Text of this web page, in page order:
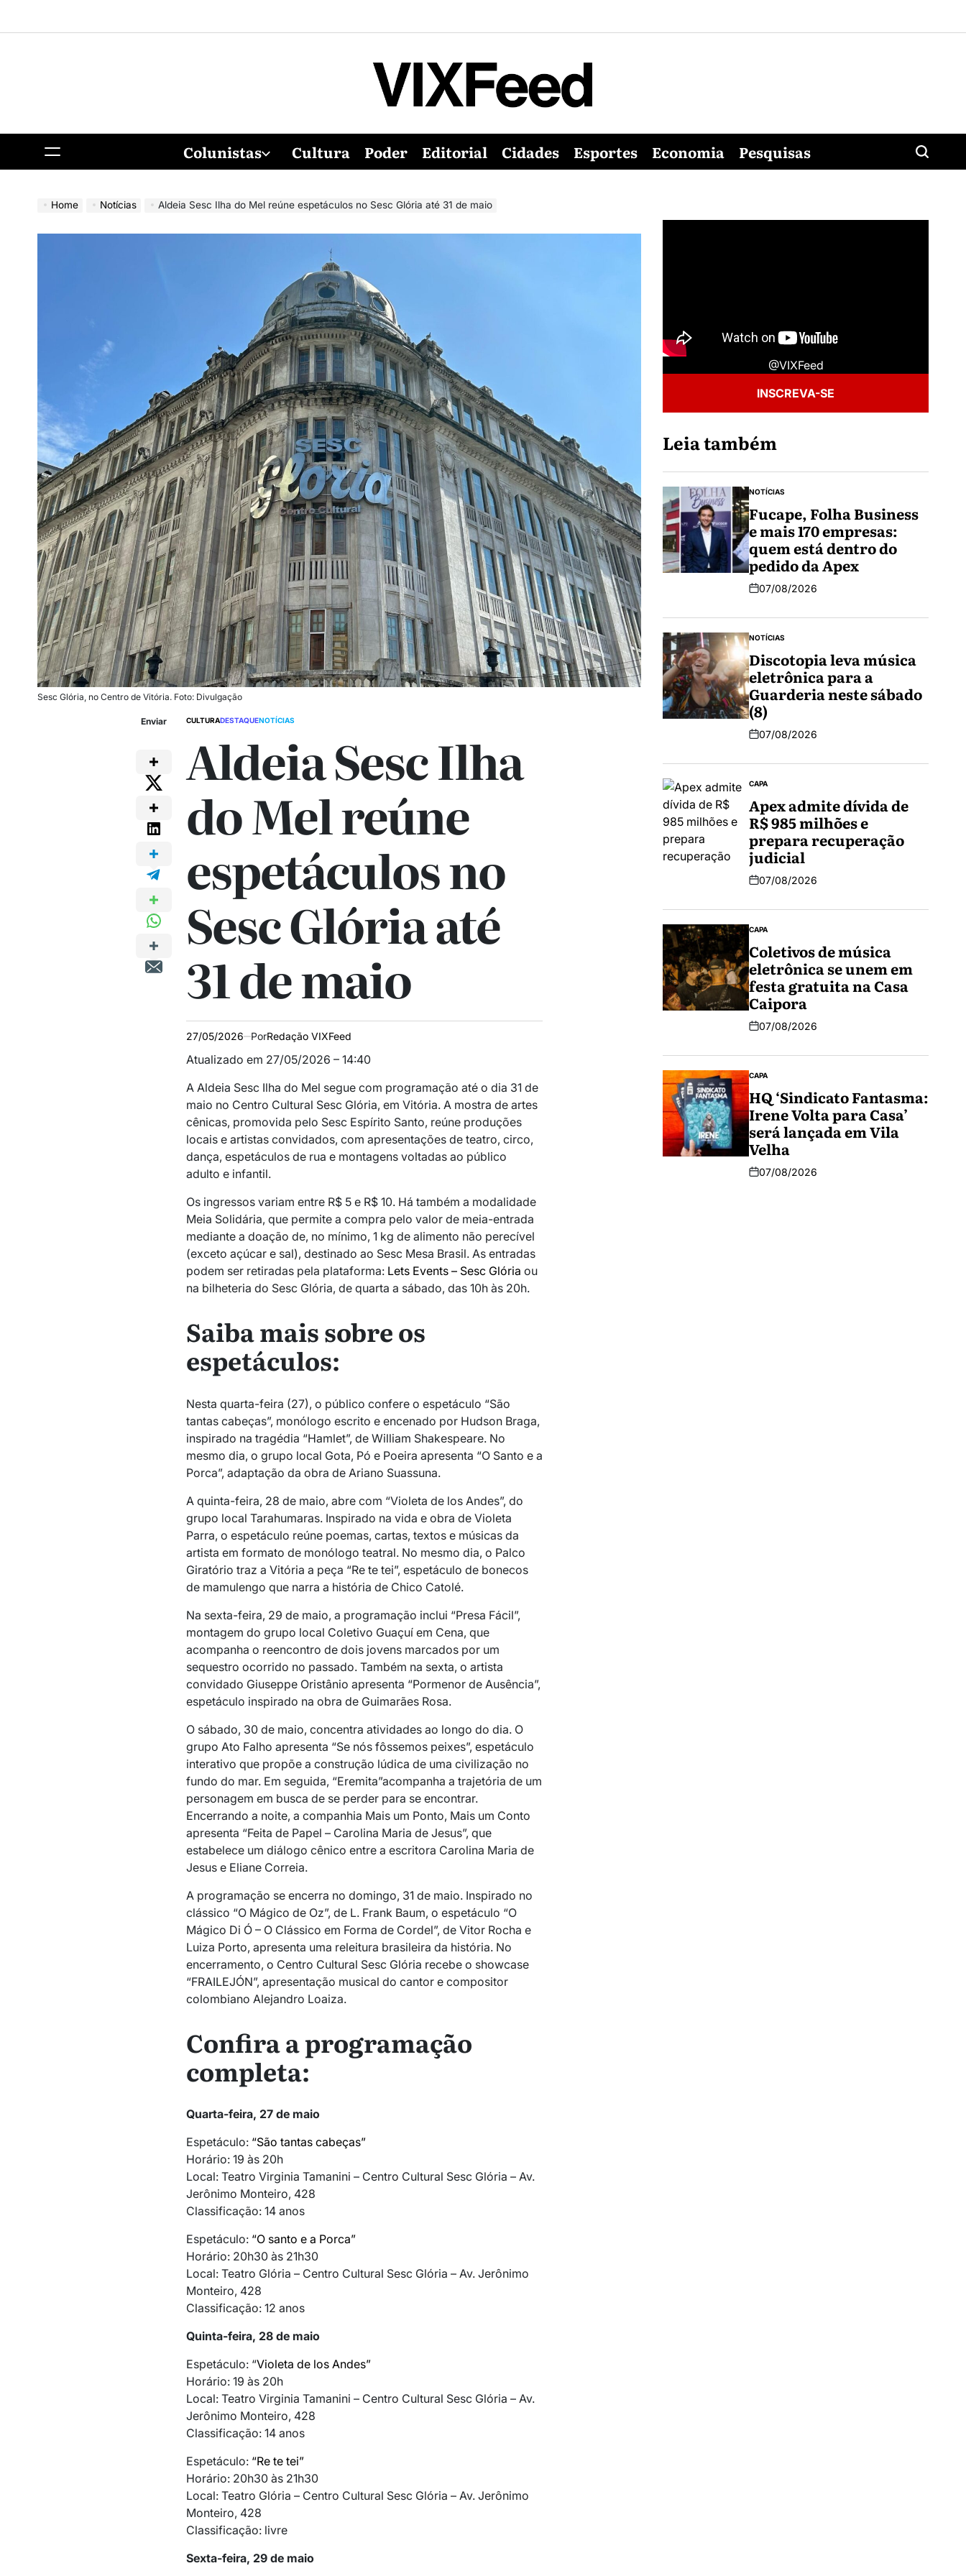
Colunistas Cultura Poder Editorial Cidades Esportes Economia Pesquisas
Home Notícias Aldeia Sesc Ilha do Mel reúne espetáculos no Sesc Glória até 31 de maio
Sesc Glória, no Centro de Vitória. Foto: Divulgação
Enviar CULTURADESTAQUENOTÍCIAS
Aldeia Sesc Ilha
do Mel reúne
espetáculos no
Sesc Glória até
31 de maio
27/05/2026 PorRedação VIXFeed
Atualizado em 27/05/2026 – 14:40
A Aldeia Sesc Ilha do Mel segue com programação até o dia 31 de
maio no Centro Cultural Sesc Glória, em Vitória. A mostra de artes
cênicas, promovida pelo Sesc Espírito Santo, reúne produções
locais e artistas convidados, com apresentações de teatro, circo,
dança, espetáculos de rua e montagens voltadas ao público
adulto e infantil.
Os ingressos variam entre R$ 5 e R$ 10. Há também a modalidade
Meia Solidária, que permite a compra pelo valor de meia-entrada
mediante a doação de, no mínimo, 1 kg de alimento não perecível
(exceto açúcar e sal), destinado ao Sesc Mesa Brasil. As entradas
podem ser retiradas pela plataforma: Lets Events – Sesc Glória ou
na bilheteria do Sesc Glória, de quarta a sábado, das 10h às 20h.
Saiba mais sobre os
espetáculos:
Nesta quarta-feira (27), o público confere o espetáculo “São
tantas cabeças”, monólogo escrito e encenado por Hudson Braga,
inspirado na tragédia “Hamlet”, de William Shakespeare. No
mesmo dia, o grupo local Gota, Pó e Poeira apresenta “O Santo e a
Porca”, adaptação da obra de Ariano Suassuna.
A quinta-feira, 28 de maio, abre com “Violeta de los Andes”, do
grupo local Tarahumaras. Inspirado na vida e obra de Violeta
Parra, o espetáculo reúne poemas, cartas, textos e músicas da
artista em formato de monólogo teatral. No mesmo dia, o Palco
Giratório traz a Vitória a peça “Re te tei”, espetáculo de bonecos
de mamulengo que narra a história de Chico Catolé.
Na sexta-feira, 29 de maio, a programação inclui “Presa Fácil”,
montagem do grupo local Coletivo Guaçuí em Cena, que
acompanha o reencontro de dois jovens marcados por um
sequestro ocorrido no passado. Também na sexta, o artista
convidado Giuseppe Oristânio apresenta “Pormenor de Ausência”,
espetáculo inspirado na obra de Guimarães Rosa.
O sábado, 30 de maio, concentra atividades ao longo do dia. O
grupo Ato Falho apresenta “Se nós fôssemos peixes”, espetáculo
interativo que propõe a construção lúdica de uma civilização no
fundo do mar. Em seguida, “Eremita”acompanha a trajetória de um
personagem em busca de se perder para se encontrar.
Encerrando a noite, a companhia Mais um Ponto, Mais um Conto
apresenta “Feita de Papel – Carolina Maria de Jesus”, que
estabelece um diálogo cênico entre a escritora Carolina Maria de
Jesuse Eliane Correia.
A programação se encerra no domingo, 31 de maio. Inspirado no
clássico “O Mágico de Oz”, de L. Frank Baum, o espetáculo “O
Mágico Di Ó – O Clássico em Forma de Cordel”, de Vitor Rocha e
Luiza Porto, apresenta uma releitura brasileira da história. No
encerramento, o Centro Cultural Sesc Glória recebe o showcase
“FRAILEJÓN”, apresentação musical do cantor e compositor
colombiano Alejandro Loaiza.
Confira a programação
completa:
Quarta-feira, 27 de maio
Espetáculo: “São tantas cabeças”
Horário: 19 às 20h
Local: Teatro Virginia Tamanini – Centro Cultural Sesc Glória – Av.
Jerônimo Monteiro, 428
Classificação: 14 anos
Espetáculo: “O santo e a Porca”
Horário: 20h30 às 21h30
Local: Teatro Glória – Centro Cultural Sesc Glória – Av. Jerônimo
Monteiro, 428
Classificação: 12 anos
Quinta-feira, 28 de maio
Espetáculo: “Violeta de los Andes”
Horário: 19 às 20h
Local: Teatro Virginia Tamanini – Centro Cultural Sesc Glória – Av.
Jerônimo Monteiro, 428
Classificação: 14 anos
Espetáculo: “Re te tei”
Horário: 20h30 às 21h30
Local: Teatro Glória – Centro Cultural Sesc Glória – Av. Jerônimo
Monteiro, 428
Classificação: livre
Sexta-feira, 29 de maio
@VIXFeed
INSCREVA-SE
Leia também
NOTÍCIAS
Fucape, Folha Business
e mais 170 empresas:
quem está dentro do
pedido da Apex
07/08/2026
NOTÍCIAS
Discotopia leva música
eletrônica para a
Guarderia neste sábado
(8)
07/08/2026
CAPA
Apex admite dívida de
R$ 985 milhões e
prepara recuperação
judicial
07/08/2026
CAPA
Coletivos de música
eletrônica se unem em
festa gratuita na Casa
Caipora
07/08/2026
CAPA
HQ ‘Sindicato Fantasma:
Irene Volta para Casa’
será lançada em Vila
Velha
07/08/2026